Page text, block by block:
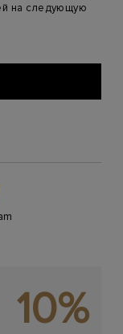
на следующую
10%